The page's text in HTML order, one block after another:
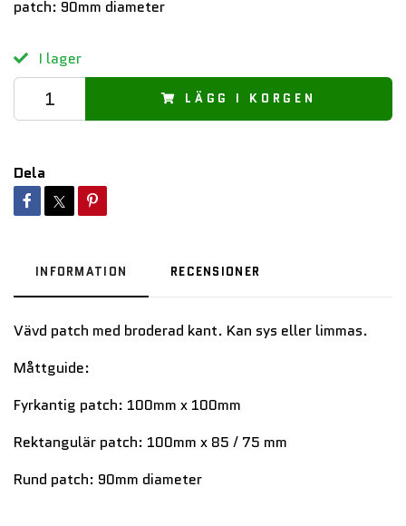
patch: 90mm diameter
I lager
LÄGG I KORGEN
Dela
INFORMATION RECENSIONER
Vävd patch med broderad kant. Kan sys eller limmas.
Måttguide:
Fyrkantig patch: 100mm x 100mm
Rektangulär patch: 100mm x 85 / 75 mm
Rund patch: 90mm diameter